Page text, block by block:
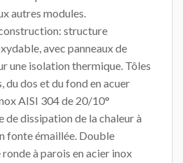
autres modules.
structure
avec panneaux de
une isolation thermique. Tôles
du dos et du fond en acuer
AISI 304 de 20/10°
de dissipation de la chaleur à
fonte émaillée. Double
à parois en acier inox